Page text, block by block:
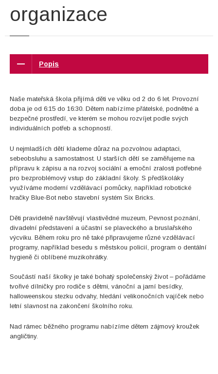
organizace
Popis
Naše mateřská škola přijímá děti ve věku od 2 do 6 let. Provozní
doba je od 6:15 do 16:30. Dětem nabízíme přátelské, podnětné a
bezpečné prostředí, ve kterém se mohou rozvíjet podle svých
individuálních potřeb a schopností.
U nejmladších dětí klademe důraz na pozvolnou adaptaci,
sebeobsluhu a samostatnost. U starších dětí se zaměřujeme na
přípravu k zápisu a na rozvoj sociální a emoční zralosti potřebné
pro bezproblémový vstup do základní školy. S předškoláky
využíváme moderní vzdělávací pomůcky, například robotické
hračky Blue-Bot nebo stavební systém Six Bricks.
Děti pravidelně navštěvují vlastivědné muzeum, Pevnost poznání,
divadelní představení a účastní se plaveckého a bruslařského
výcviku. Během roku pro ně také připravujeme různé vzdělávací
programy, například besedu s městskou policií, program o dentální
hygieně či oblíbené muzikohrátky.
Součástí naší školky je také bohatý společenský život – pořádáme
tvořivé dílničky pro rodiče s dětmi, vánoční a jarní besídky,
halloweenskou stezku odvahy, hledání velikonočních vajíček nebo
letní slavnost na zakončení školního roku.
Nad rámec běžného programu nabízíme dětem zájmový kroužek
angličtiny.